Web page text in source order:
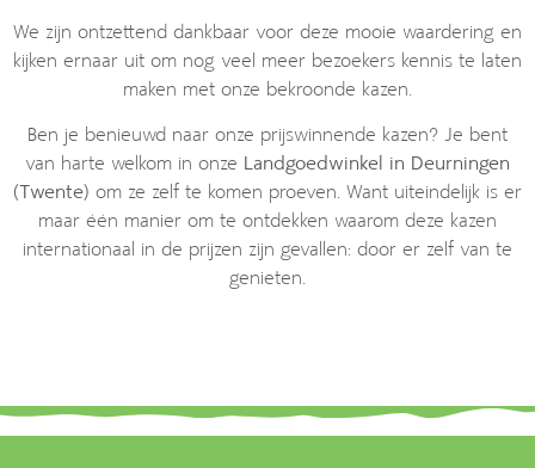
We zijn ontzettend dankbaar voor deze mooie waardering en
kijken ernaar uit om nog veel meer bezoekers kennis te laten
maken met onze bekroonde kazen.
Ben je benieuwd naar onze prijswinnende kazen? Je bent
van harte welkom in onze Landgoedwinkel in Deurningen
(Twente) om ze zelf te komen proeven. Want uiteindelijk is er
maar één manier om te ontdekken waarom deze kazen
internationaal in de prijzen zijn gevallen: door er zelf van te
genieten.